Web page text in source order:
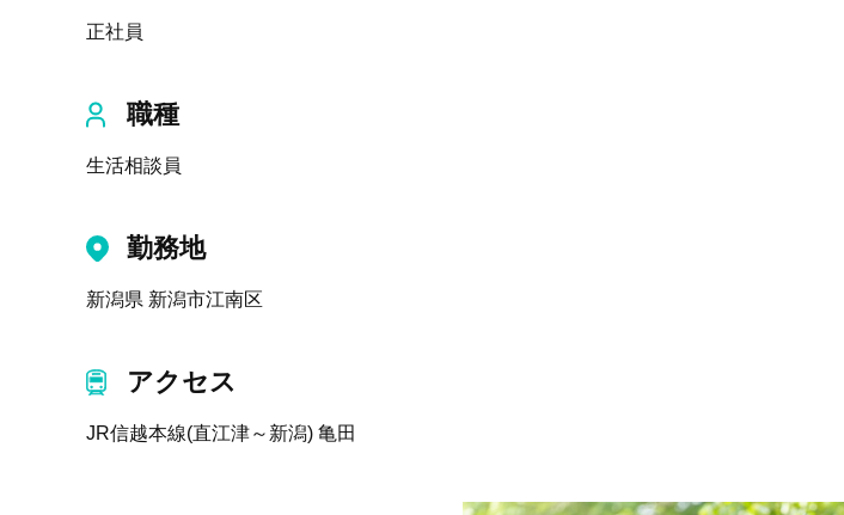
正社員
職種
生活相談員
勤務地
新潟県 新潟市江南区
アクセス
JR信越本線(直江津～新潟) 亀田